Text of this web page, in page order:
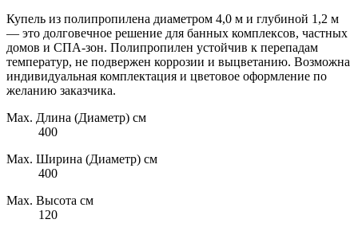
Купель из полипропилена диаметром 4,0 м и глубиной 1,2 м
— это долговечное решение для банных комплексов, частных
домов и СПА-зон. Полипропилен устойчив к перепадам
температур, не подвержен коррозии и выцветанию. Возможна
индивидуальная комплектация и цветовое оформление по
желанию заказчика.
Max. Длина (Диаметр) см
400
Max. Ширина (Диаметр) см
400
Max. Высота см
120